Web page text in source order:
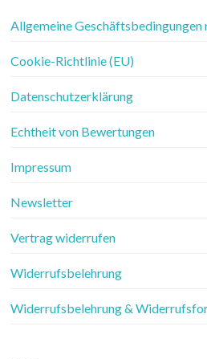
Allgemeine
Cookie-Richtlinie (EU)
Datenschutzerklärung
Echtheit von Bewertungen
Impressum
Newsletter
Vertrag widerrufen
Widerrufsbelehrung
Widerrufsbelehrung &